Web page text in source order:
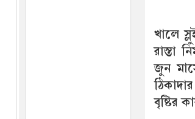
খালে
রাস্তা
জুন
বৃষ্টির